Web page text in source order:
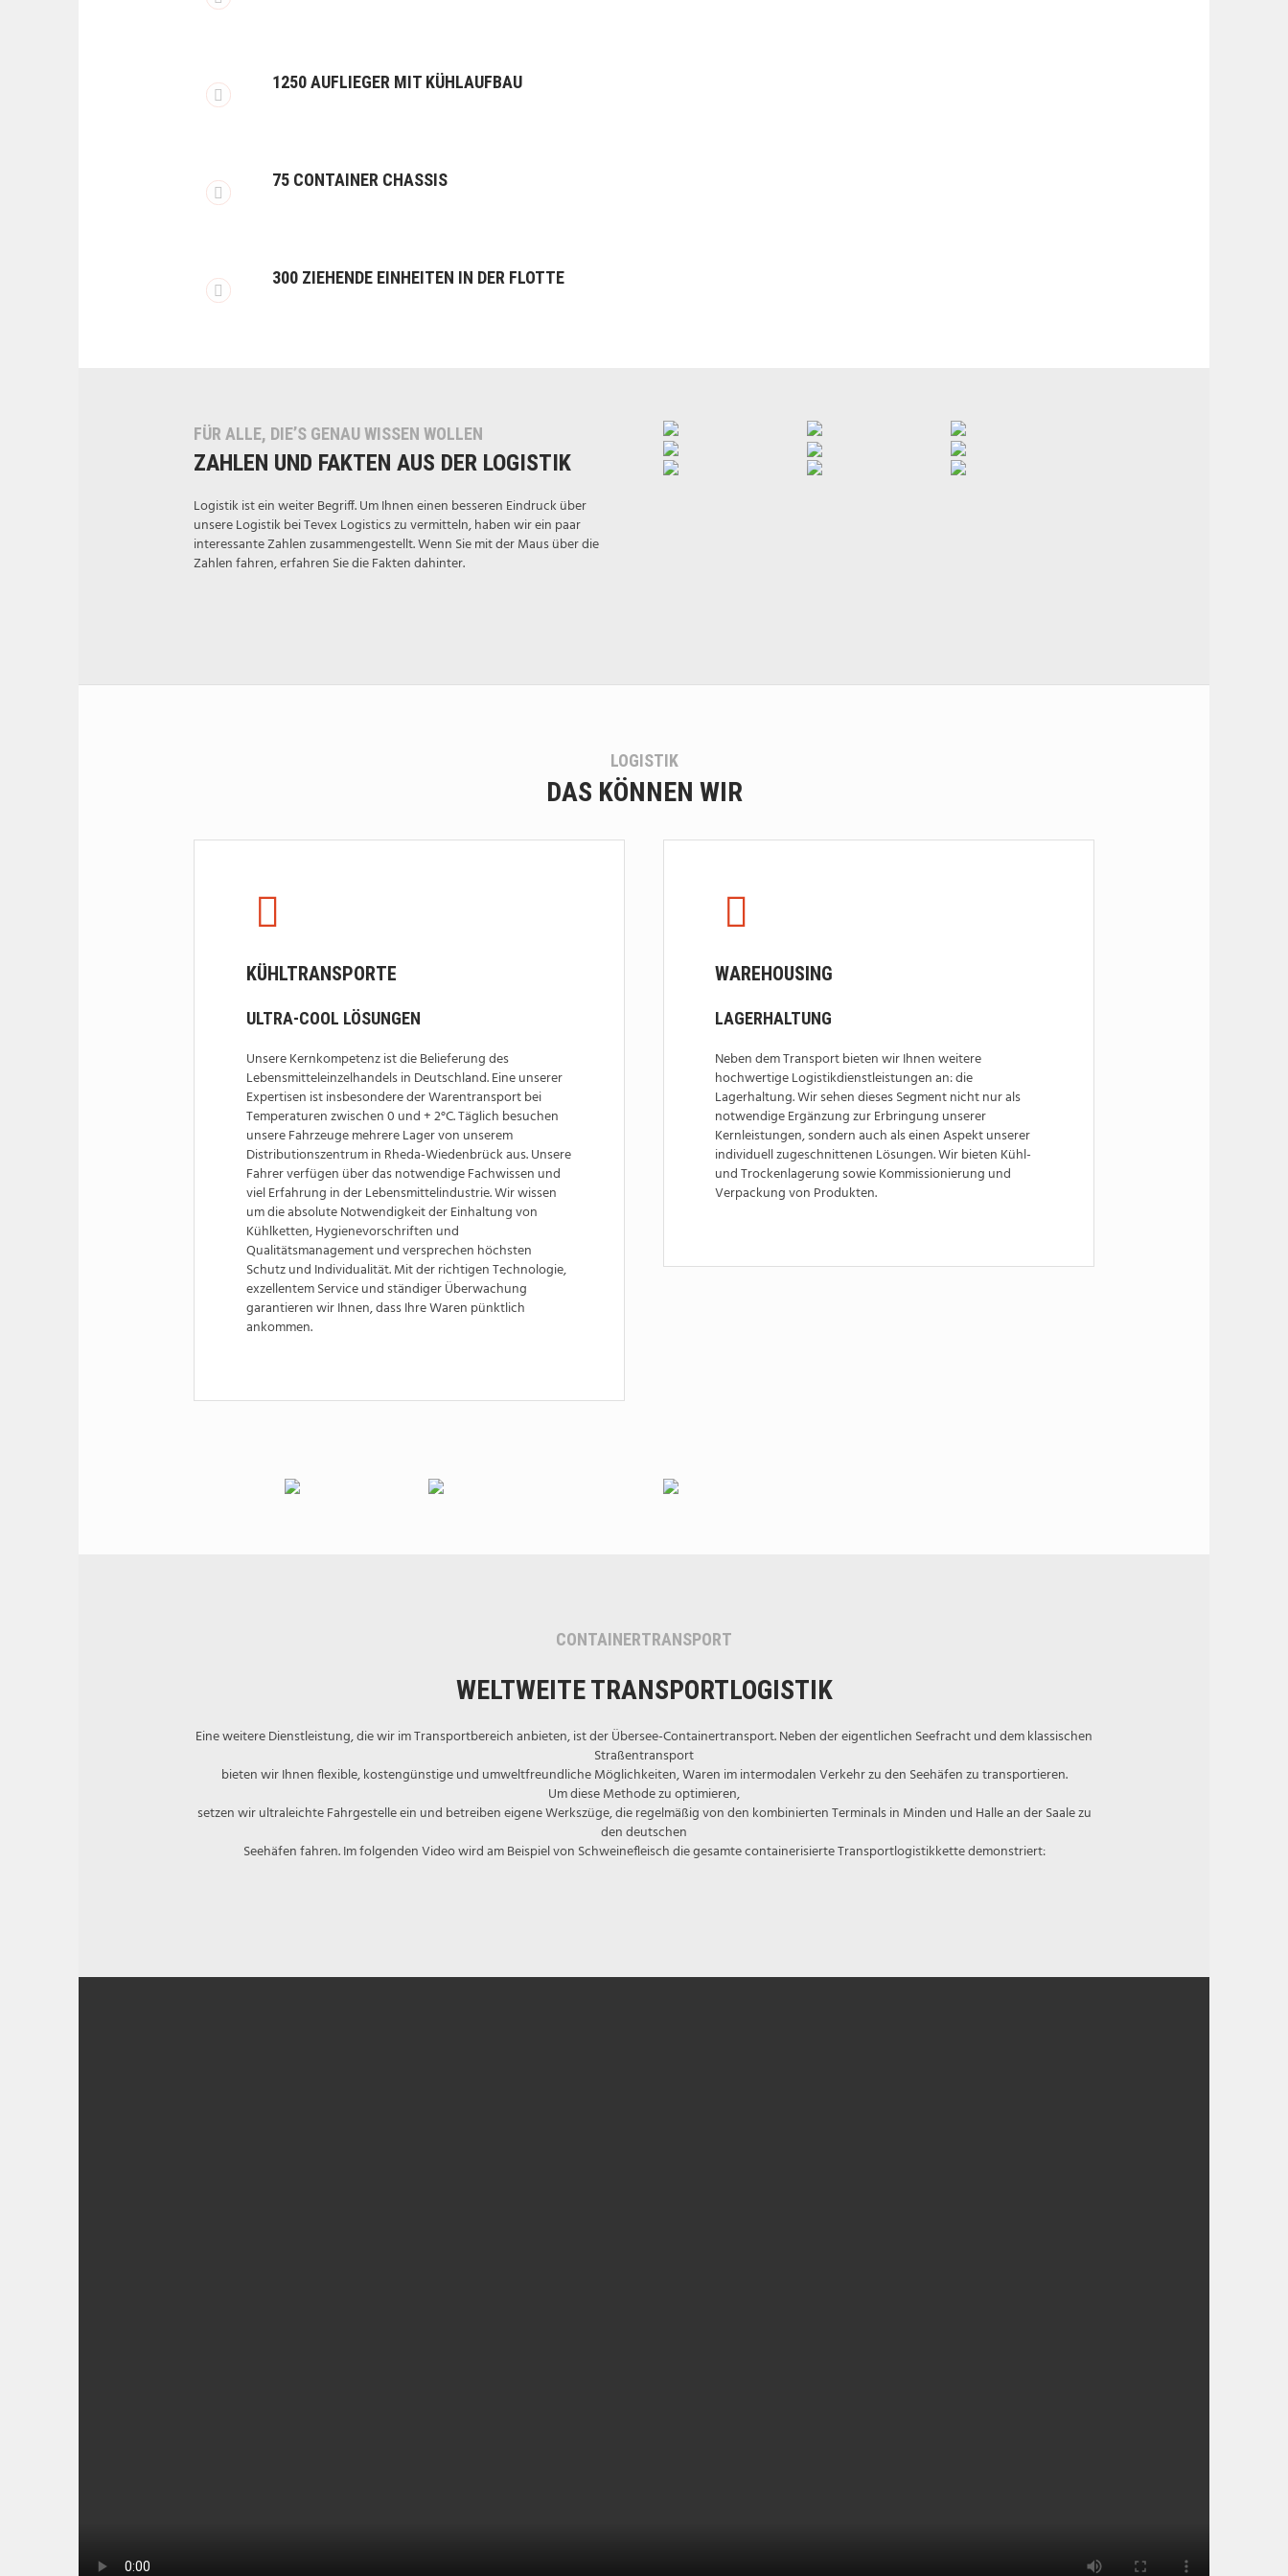
1250 AUFLIEGER MIT KÜHLAUFBAU
75 CONTAINER CHASSIS
300 ZIEHENDE EINHEITEN IN DER FLOTTE
FÜR ALLE, DIE’S GENAU WISSEN WOLLEN
ZAHLEN UND FAKTEN AUS DER LOGISTIK
Logistik ist ein weiter Begriff. Um Ihnen einen besseren Eindruck über
unsere Logistik bei Tevex Logistics zu vermitteln, haben wir ein paar
interessante Zahlen zusammengestellt. Wenn Sie mit der Maus über die
Zahlen fahren, erfahren Sie die Fakten dahinter.
LOGISTIK
DAS KÖNNEN WIR
KÜHLTRANSPORTE
ULTRA-COOL LÖSUNGEN
Unsere Kernkompetenz ist die Belieferung des
Lebensmitteleinzelhandels in Deutschland. Eine unserer
Expertisen ist insbesondere der Warentransport bei
Temperaturen zwischen 0 und + 2°C. Täglich besuchen
unsere Fahrzeuge mehrere Lager von unserem
Distributionszentrum in Rheda-Wiedenbrück aus. Unsere
Fahrer verfügen über das notwendige Fachwissen und
viel Erfahrung in der Lebensmittelindustrie. Wir wissen
um die absolute Notwendigkeit der Einhaltung von
Kühlketten, Hygienevorschriften und
Qualitätsmanagement und versprechen höchsten
Schutz und Individualität. Mit der richtigen Technologie,
exzellentem Service und ständiger Überwachung
garantieren wir Ihnen, dass Ihre Waren pünktlich
ankommen.
WAREHOUSING
LAGERHALTUNG
Neben dem Transport bieten wir Ihnen weitere
hochwertige Logistikdienstleistungen an: die
Lagerhaltung. Wir sehen dieses Segment nicht nur als
notwendige Ergänzung zur Erbringung unserer
Kernleistungen, sondern auch als einen Aspekt unserer
individuell zugeschnittenen Lösungen. Wir bieten Kühl-
und Trockenlagerung sowie Kommissionierung und
Verpackung von Produkten.
CONTAINERTRANSPORT
WELTWEITE TRANSPORTLOGISTIK
Eine weitere Dienstleistung, die wir im Transportbereich anbieten, ist der Übersee-Containertransport. Neben der eigentlichen Seefracht und dem klassischen
Straßentransport
bieten wir Ihnen flexible, kostengünstige und umweltfreundliche Möglichkeiten, Waren im intermodalen Verkehr zu den Seehäfen zu transportieren.
Um diese Methode zu optimieren,
setzen wir ultraleichte Fahrgestelle ein und betreiben eigene Werkszüge, die regelmäßig von den kombinierten Terminals in Minden und Halle an der Saale zu
den deutschen
Seehäfen fahren. Im folgenden Video wird am Beispiel von Schweinefleisch die gesamte containerisierte Transportlogistikkette demonstriert: